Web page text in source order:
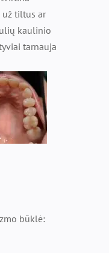
už tiltus ar
kaulinio
tarnauja
būklė: